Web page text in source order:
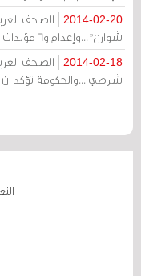
2014-02-20
الصحف
شوارع"...وإعدام و6 مؤبدات وتأجيل محاكمة المرزوق
2014-02-18
شرطي ...والحكومة تؤكد ان